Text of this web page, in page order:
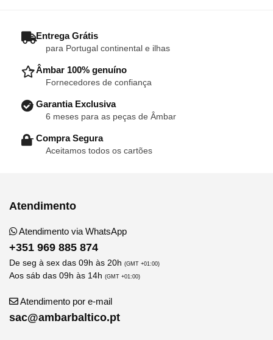
– Entrega Grátis
para Portugal continental e ilhas
– Âmbar 100% genuíno
Fornecedores de confiança
– Garantia Exclusiva
6 meses para as peças de Âmbar
– Compra Segura
Aceitamos todos os cartões
Atendimento
Atendimento via WhatsApp
+351 969 885 874
De seg à sex das 09h às 20h (GMT +01:00)
Aos sáb das 09h às 14h (GMT +01:00)
Atendimento por e-mail
sac@ambarbaltico.pt